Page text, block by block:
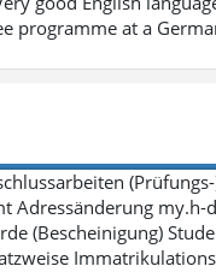
programme at a
Adressänderung
(Bescheinigung)